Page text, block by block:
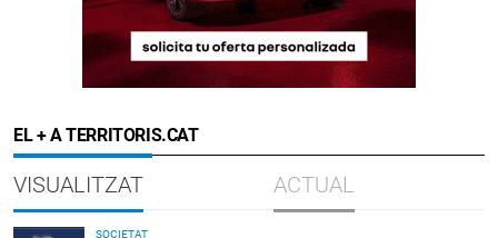
EL + A TERRITORIS.CAT
VISUALITZAT ACTUAL
SOCIETAT